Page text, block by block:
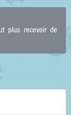
plus recevoir de